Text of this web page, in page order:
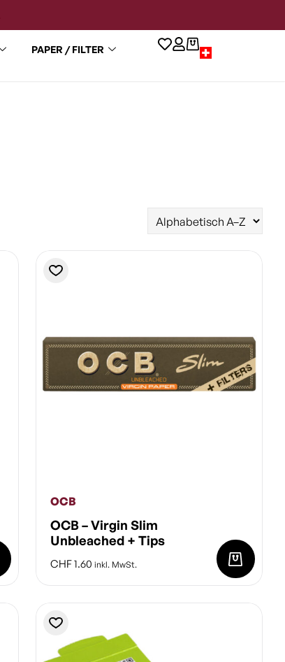
PAPER / FILTER
OCB
OCB – Virgin Slim
Unbleached + Tips
CHF1.60 inkl. MwSt.